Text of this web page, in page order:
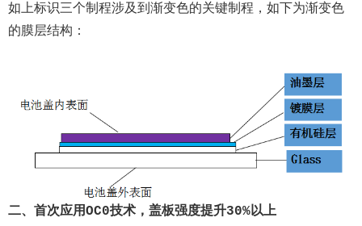
如上标识三个制程涉及到渐变色的关键制程，如下为渐变色
的膜层结构：
二、首次应用OC0技术，盖板强度提升30%以上